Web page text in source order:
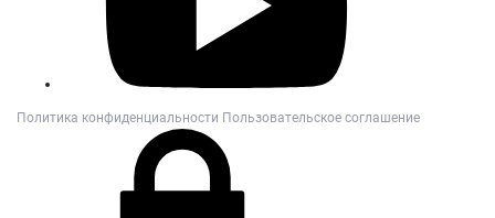
Политика конфиденциальности Пользовательское соглашение